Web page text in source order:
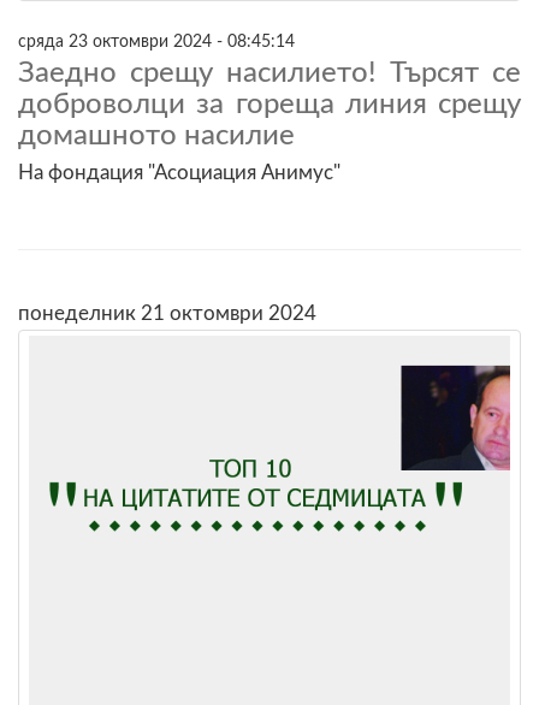
сряда 23 октомври 2024 - 08:45:14
Заедно срещу насилието! Търсят се
доброволци за гореща линия срещу
домашното насилие
На фондация "Асоциация Анимус"
понеделник 21 октомври 2024